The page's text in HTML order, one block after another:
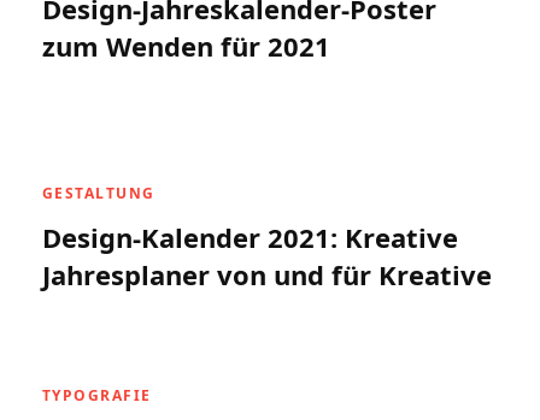
Design-Jahreskalender-Poster
zum Wenden für 2021
GESTALTUNG
Design-Kalender 2021: Kreative
Jahresplaner von und für Kreative
TYPOGRAFIE